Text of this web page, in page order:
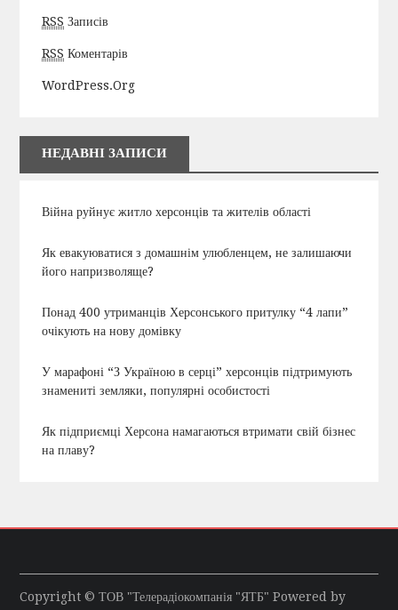
RSS Записів
RSS Коментарів
WordPress.org
НЕДАВНІ ЗАПИСИ
Війна руйнує житло херсонців та жителів області
Як евакуюватися з домашнім улюбленцем, не залишаючи
його напризволяще?
Понад 400 утриманців Херсонського притулку “4 лапи”
очікують на нову домівку
У марафоні “З Україною в серці” херсонців підтримують
знамениті земляки, популярні особистості
Як підприємці Херсона намагаються втримати свій бізнес
на плаву?
Copyright © ТОВ "Телерадіокомпанія "ЯТБ" Powered by